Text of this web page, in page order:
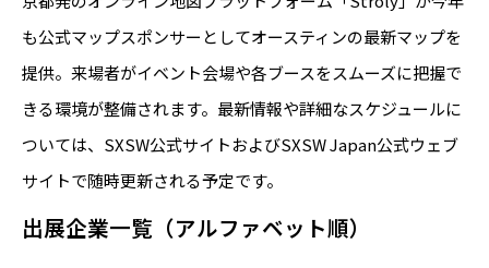
も公式マップスポンサーとしてオースティンの最新マップを
提供。来場者がイベント会場や各ブースをスムーズに把握で
きる環境が整備されます。最新情報や詳細なスケジュールに
ついては、SXSW公式サイトおよびSXSW Japan公式ウェブ
サイトで随時更新される予定です。
出展企業一覧（アルファベット順）